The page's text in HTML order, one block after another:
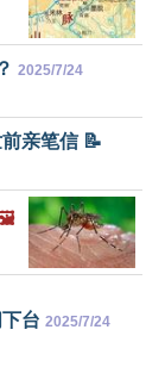
2025/7/24
亲笔信 📝
台 2025/7/24